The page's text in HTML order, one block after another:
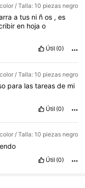
/ Talla: 10 piezas negro
a tus ni ñ os , es
en hojao
Útil (0)
/ Talla: 10 piezas negro
para lastareasde mi
Útil (0)
/ Talla: 10 piezas negro
Útil (0)